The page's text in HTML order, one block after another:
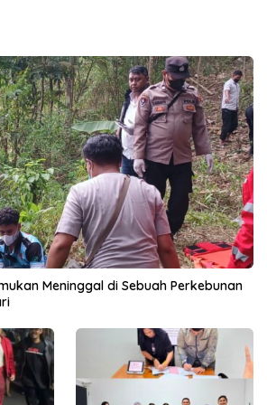
Meninggal di Sebuah Perkebunan